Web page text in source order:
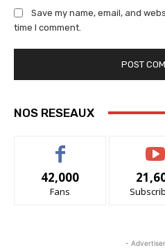
Save my name, email, and
time I comment.
NOS RESEAUX
42,000
Fans
-